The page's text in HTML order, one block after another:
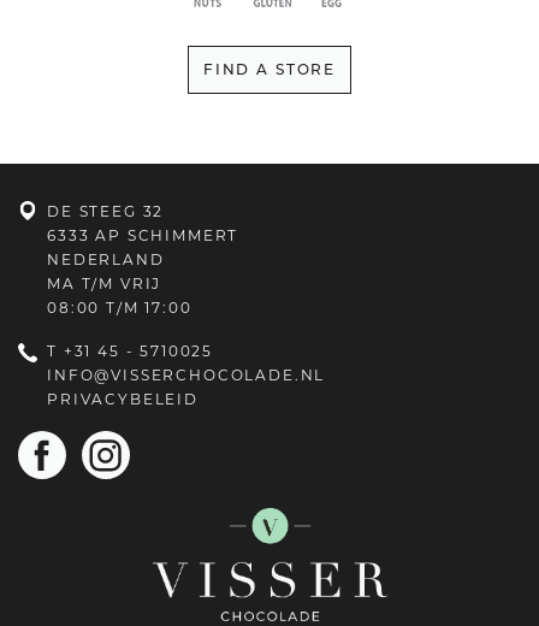
FIND A STORE
DE STEEG 32
6333 AP SCHIMMERT
NEDERLAND
MA T/M VRIJ
08:00 T/M 17:00
T +31 45 - 5710025
INFO@VISSERCHOCOLADE.NL
PRIVACYBELEID